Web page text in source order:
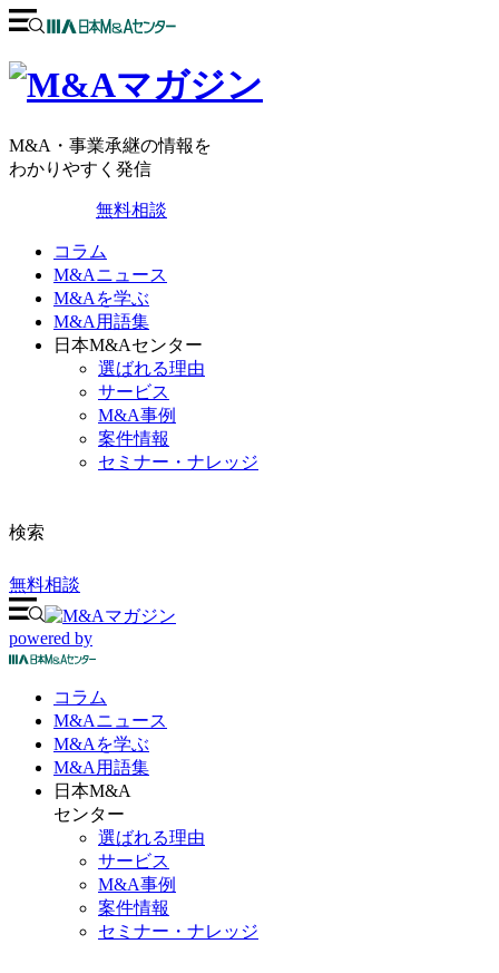
M&A・事業承継の情報を
わかりやすく発信
無料相談
コラム
M&Aニュース
M&Aを学ぶ
M&A用語集
日本M&Aセンター
選ばれる理由
サービス
M&A事例
案件情報
セミナー・ナレッジ
検索
無料相談
powered by
コラム
M&Aニュース
M&Aを学ぶ
M&A 用語集
日本M&A
センター
選ばれる理由
サービス
M&A事例
案件情報
セミナー・ナレッジ